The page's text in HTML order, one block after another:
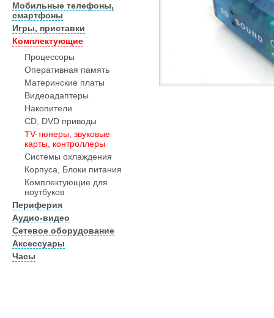
Мобильные телефоны,
смартфоны
Игры, приставки
Комплектующие
Процессоры
Оперативная память
Материнские платы
Видеоадаптеры
Накопители
CD, DVD приводы
TV-тюнеры, звуковые
карты, контроллеры
Системы охлаждения
Корпуса, Блоки питания
Комплектующие для
ноутбуков
Периферия
Аудио-видео
Сетевое оборудование
Аксессуары
Часы